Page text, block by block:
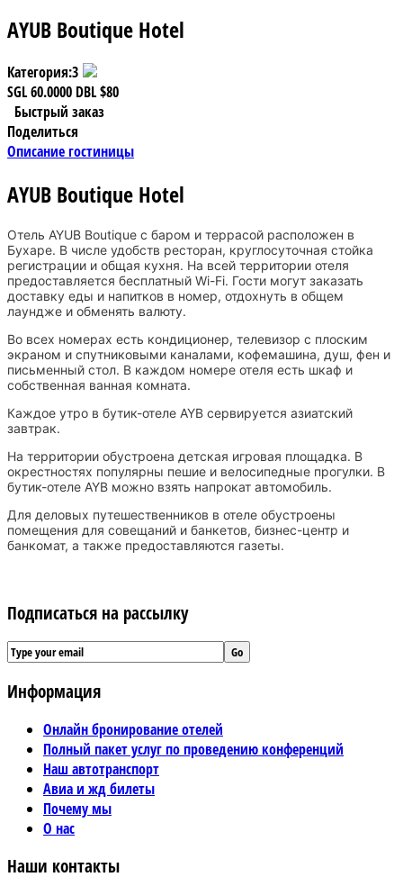
AYUB Boutique Hotel
Категория:3
SGL60.0000 DBL$80
Быстрый заказ
Поделиться
Описание гостиницы
AYUB Boutique Hotel
Отель AYUB Boutique с баром и террасой расположен в
Бухаре. В числе удобств ресторан, круглосуточная стойка
регистрации и общая кухня. На всей территории отеля
предоставляется бесплатный Wi-Fi. Гости могут заказать
доставку еды и напитков в номер, отдохнуть в общем
лаундже и обменять валюту.
Во всех номерах есть кондиционер, телевизор с плоским
экраном и спутниковыми каналами, кофемашина, душ, фен и
письменный стол. В каждом номере отеля есть шкаф и
собственная ванная комната.
Каждое утро в бутик-отеле AYB сервируется азиатский
завтрак.
На территории обустроена детская игровая площадка. В
окрестностях популярны пешие и велосипедные прогулки. В
бутик-отеле AYB можно взять напрокат автомобиль.
Для деловых путешественников в отеле обустроены
помещения для совещаний и банкетов, бизнес-центр и
банкомат, а также предоставляются газеты.
Подписаться на рассылку
Информация
Онлайн бронирование отелей
Полный пакет услуг по проведению конференций
Наш автотранспорт
Авиа и жд билеты
Почему мы
О нас
Наши контакты